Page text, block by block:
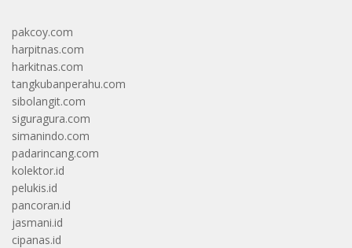
pakcoy.com
harpitnas.com
harkitnas.com
tangkubanperahu.com
sibolangit.com
siguragura.com
simanindo.com
padarincang.com
kolektor.id
pelukis.id
pancoran.id
jasmani.id
cipanas.id